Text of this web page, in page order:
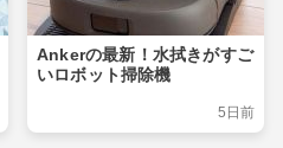
Ankerの最新！水拭きがすご
いロボット掃除機
5日前